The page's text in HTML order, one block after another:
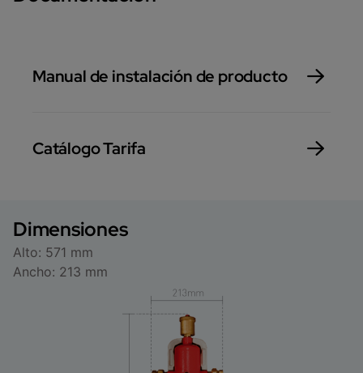
Manual de instalación de producto
Catálogo Tarifa
Dimensiones
Alto: 571 mm
Ancho: 213 mm